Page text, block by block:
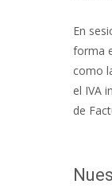
En
forma
como
el IVA
de